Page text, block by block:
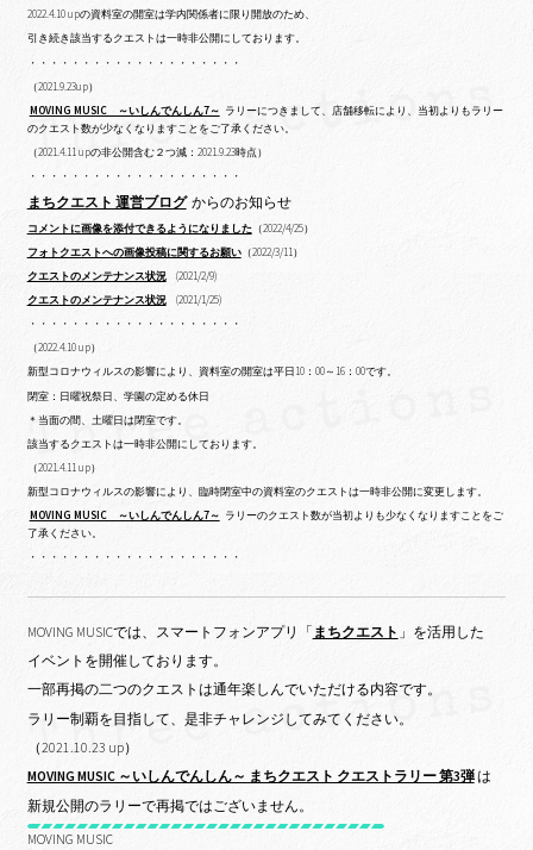
2022.4.10 upの資料室の開室は学内関係者に限り開放のため、
引き続き該当するクエストは一時非公開にしております。
・・・・・・・・・・・・・・・・・・・・
（2021.9.23up）
MOVING MUSIC ～いしんでんしん7～ ラリーにつきまして、店舗移転により、当初よりもラリー
のクエスト数が少なくなりますことをご了承ください。
（2021.4.11 upの非公開含む２つ減：2021.9.23時点）
・・・・・・・・・・・・・・・・・・・・
まちクエスト 運営ブログからのお知らせ
コメントに画像を添付できるようになりました（2022/4/25）
フォトクエストへの画像投稿に関するお願い（2022/3/11）
クエストのメンテナンス状況(2021/2/9)
クエストのメンテナンス状況(2021/1/25)
・・・・・・・・・・・・・・・・・・・・
（2022.4.10 up）
新型コロナウィルスの影響により、資料室の開室は平日10：00～16：00です。
閉室：日曜祝祭日、学園の定める休日
＊当面の間、土曜日は閉室です。
該当するクエストは一時非公開にしております。
（2021.4.11 up）
新型コロナウィルスの影響により、臨時閉室中の資料室のクエストは一時非公開に変更します。
MOVING MUSIC ～いしんでんしん7～ ラリーのクエスト数が当初よりも少なくなりますことをご
了承ください。
・・・・・・・・・・・・・・・・・・・・
MOVING MUSICでは、スマートフォンアプリ「 まちクエスト 」を活用した
イベントを開催しております。
一部再掲の二つのクエストは通年楽しんでいただける内容です。
ラリー制覇を目指して、是非チャレンジしてみてください。
（2021.10.23 up）
MOVING MUSIC ～いしんでんしん～ まちクエスト クエストラリー 第3弾は
新規公開のラリーで再掲ではございません。
MOVING MUSIC